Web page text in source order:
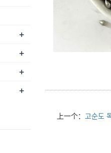
上一个： 고순도
+
+
+
+